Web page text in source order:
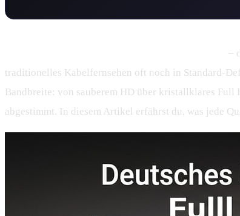
–
traditionelles Kabelfernsehen oft noch in Standard-
Bandbreite: von sauberem HD über kristallklares
abgestimmt. In diesem Artikel erfährst du, was jede